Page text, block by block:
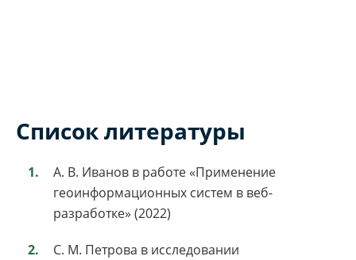
Список литературы
А. В. Иванов в работе «Применение
геоинформационных систем в веб-
разработке» (2022)
С. М. Петрова в исследовании